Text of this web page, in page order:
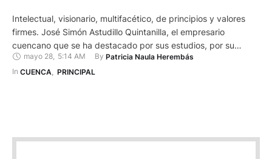
Intelectual, visionario, multifacético, de principios y valores
firmes. José Simón Astudillo Quintanilla, el empresario
cuencano que se ha destacado por sus estudios, por su
trabajo y reconocimientos, cumplió 100 años esta semana.
Con lucidez recuerda anécdotas, vivencias y consejos que
mayo 28, 5:14 AM By Patricia Naula Herembás
In CUENCA PRINCIPAL